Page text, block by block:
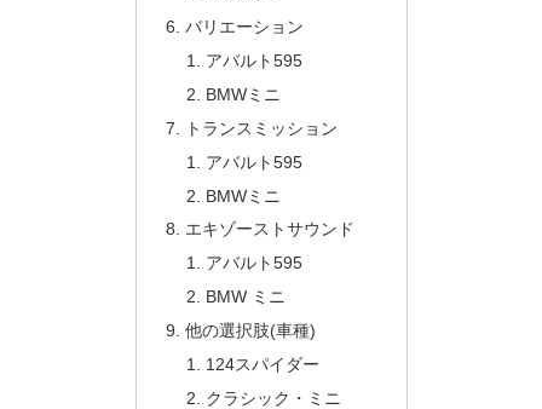
バリエーション
アバルト595
BMWミニ
トランスミッション
アバルト595
BMWミニ
エキゾーストサウンド
アバルト595
BMW ミニ
他の選択肢(車種)
124スパイダー
クラシック・ミニ